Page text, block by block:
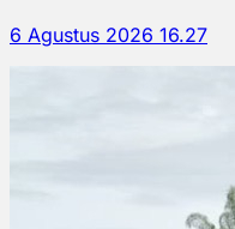
6 Agustus 2026 16.27